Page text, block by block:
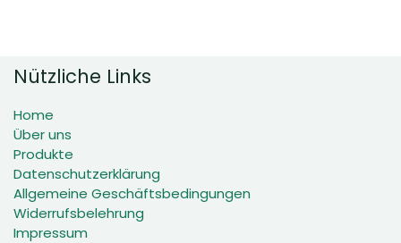
Nützliche Links
Home
Über uns
Produkte
Datenschutzerklärung
Allgemeine Geschäftsbedingungen
Widerrufsbelehrung
Impressum